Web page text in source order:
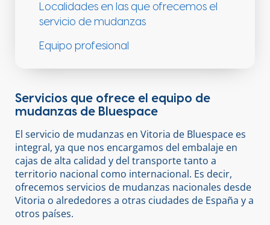
Localidades en las que ofrecemos el
servicio de mudanzas
Equipo profesional
Servicios que ofrece el equipo de
mudanzas de Bluespace
El servicio de mudanzas en Vitoria de Bluespace es
integral, ya que nos encargamos del embalaje en
cajas de alta calidad y del transporte tanto a
territorio nacional como internacional. Es decir,
ofrecemos servicios de mudanzas nacionales desde
Vitoria o alrededores a otras ciudades de España y a
otros países.